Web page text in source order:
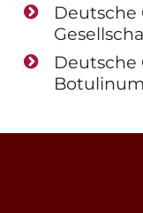
Deutsche
Deutsche